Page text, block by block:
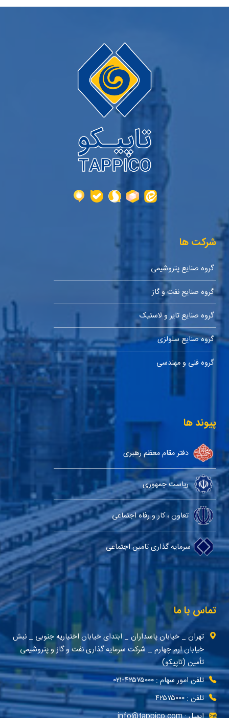
شرکت ها
گروه صنایع پتروشیمی
گروه صنایع نفت و گاز
گروه صنایع تایر و لاستیک
گروه صنایع سلولزی
گروه فنی و مهندسی
پیوند ها
دفتر مقام معظم رهبری
ریاست جمهوری
تعاون ، کار و رفاه اجتماعی
سرمایه گذاری تامین اجتماعی
تماس با ما
تهران _ خیابان پاسداران _ ابتدای خیابان اختیاریه جنوبی _ نبش
خیابان ارم چهارم _ شرکت سرمایه گذاری نفت و گاز و پتروشیمی
تأمین (تاپیکو)
تلفن امور سهام : ۴۲۵۷۵۰۰۰-۰۲۱
تلفن : ۴۲۵۷۵۰۰۰